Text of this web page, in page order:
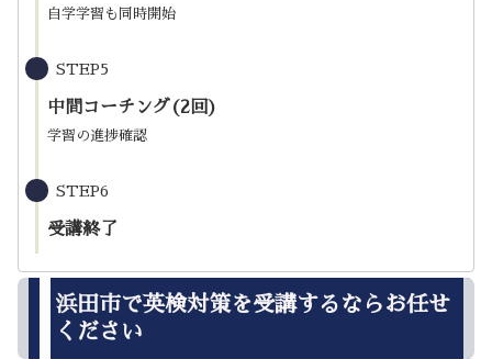
自学学習も同時開始
STEP5
中間コーチング(2回)
学習の進捗確認
STEP6
受講終了
浜田市で英検対策を受講するならお任せ
ください